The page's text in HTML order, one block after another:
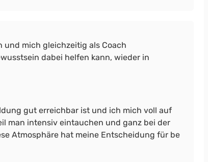
und mich gleichzeitig als Coach
dabei helfen kann, wieder in
gut erreichbar ist und ich mich voll auf
man intensiv eintauchen und ganz bei der
Atmosphäre hat meine Entscheidung für be